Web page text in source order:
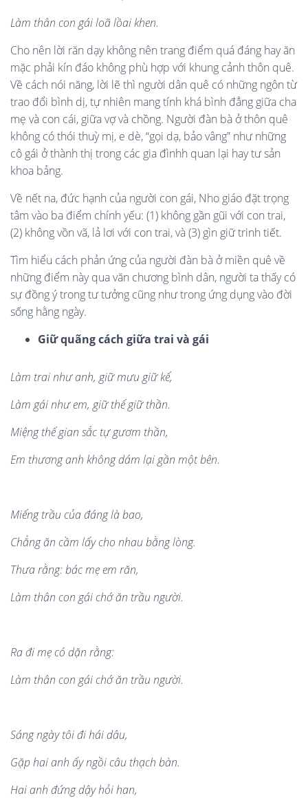
Làm thân con gái loãlồai khen.
Cho nên lời răn dạy không nên trang điểm quá đáng hay ăn
mặc phải kín đáo không phù hợp với khung cảnh thôn quê.
Về cách nói năng, lời lẽ thì người dân quê có những ngôn từ
trao đổi bình dị, tự nhiên mang tính khá bình đẳng giữa cha
mẹ và con cái, giữa vợ và chồng. Người đàn bà ở thôn quê
không có thói thuỳ mị, e dè, “gọi dạ, bảo vâng” như những
cô gái ở thành thị trong các gia đìnhh quan lại hay tư sản
khoa bảng.
Về nết na, đức hạnh của người con gái, Nho giáo đặt trọng
tâm vào ba điểm chính yếu: (1) không gần gũi với con trai,
(2) không vồn vã, lả lơi với con trai, và (3) gìn giữ trinh tiết.
Tìm hiểu cách phản ứng của người đàn bà ở miền quê về
những điểm này qua văn chương bình dân, người ta thấy có
sự đồng ý trong tư tưởng cũng như trong ứng dụng vào đời
sống hằng ngày.
Giữ quãng cách giữa trai và gái
Làm trai nhưanh, giữ mưu giữ kế,
Làm gái nhưem, giữ thế giữ thần.
Miệng thế gian sắc tự gươm thần,
Em thương anh không dám lại gần một bên.
Miếng trầu của đáng làbao,
Chẳng ăn cầm lấy cho nhau bằng lòng.
Thưa rằng: bác mẹ em răn,
Làm thân con gái chớ ăn trầu người.
Ra đi mẹ có dặn rằng:
Làm thân con gái chớ ăn trầu người.
Sáng ngày tôi đi hái dâu,
Gặp hai anh ấy ngồi câu thạch bàn.
Hai anh đứng dậy hỏi han,